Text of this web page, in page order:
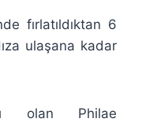
fırlatıldıktan 6
ulaşana kadar
olan Philae